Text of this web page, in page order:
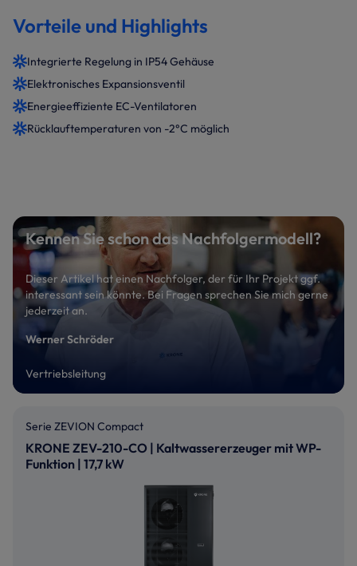
Vorteile und Highlights
Integrierte Regelung in IP54 Gehäuse
Elektronisches Expansionsventil
Energieeffiziente EC-Ventilatoren
Rücklauftemperaturen von -2°C möglich
Kennen Sie schon das Nachfolgermodell?
Dieser Artikel hat einen Nachfolger, der für Ihr Projekt ggf.
interessant sein könnte. Bei Fragen sprechen Sie mich gerne
jederzeit an.
Werner Schröder
Vertriebsleitung
Serie ZEVION Compact
KRONE ZEV-210-CO | Kaltwassererzeuger mit WP-
Funktion | 17,7 kW